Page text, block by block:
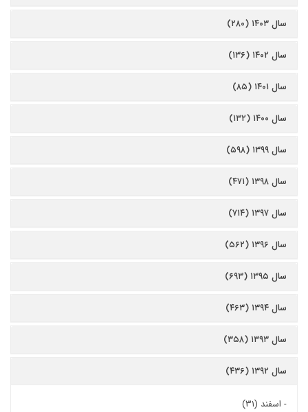
سال ۱۴۰۳ (۲۸۰)
سال ۱۴۰۲ (۱۳۶)
سال ۱۴۰۱ (۸۵)
سال ۱۴۰۰ (۱۳۲)
سال ۱۳۹۹ (۵۹۸)
سال ۱۳۹۸ (۴۷۱)
سال ۱۳۹۷ (۷۱۴)
سال ۱۳۹۶ (۵۶۲)
سال ۱۳۹۵ (۶۹۳)
سال ۱۳۹۴ (۴۶۳)
سال ۱۳۹۳ (۳۵۸)
سال ۱۳۹۲ (۴۳۶)
- اسفند (۳۱)